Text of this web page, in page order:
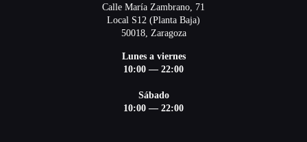
Calle María Zambrano, 71
Local S12 (Planta Baja)
50018, Zaragoza
Lunes a viernes
10:00 — 22:00
Sábado
10:00 — 22:00